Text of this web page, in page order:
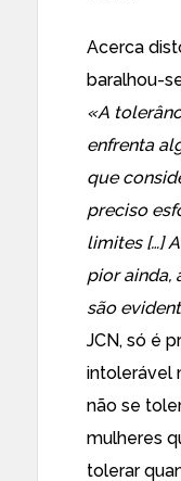
Acerca
baralhou-
«A
enfrenta
que
preciso
limites […]
pior ainda,
são
JCN, só é
intolerável
não se
mulheres
tolerar